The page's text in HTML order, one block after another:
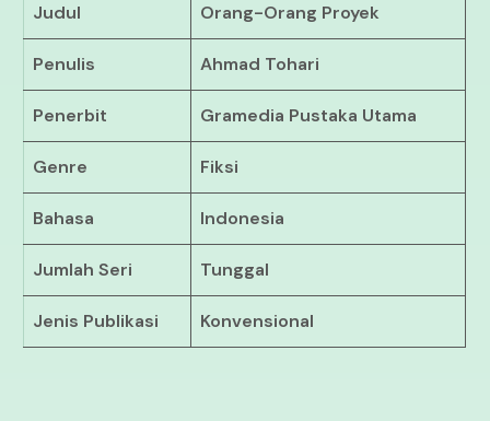
Judul Orang-Orang Proyek
Penulis Ahmad Tohari
Penerbit Gramedia Pustaka Utama
Genre Fiksi
Bahasa Indonesia
Jumlah Seri Tunggal
Jenis Publikasi Konvensional